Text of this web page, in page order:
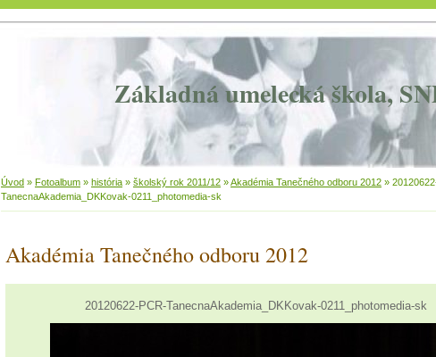
Základná umelecká škola,
Úvod » Fotoalbum » história » školský rok 2011/12 »Akadémia Tanečného odboru 2012 »
TanecnaAkademia_DKKovak-0211_photomedia-sk
Akadémia Tanečného odboru 2012
20120622-PCR-TanecnaAkademia_DKKovak-0211_photomedia-sk